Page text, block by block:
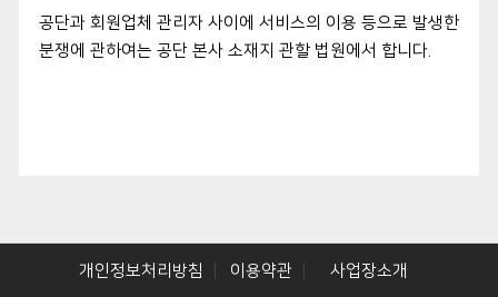
공단과 회원업체 관리자 사이에 서비스의 이용 등으로 발생한
분쟁에 관하여는 공단 본사 소재지 관할 법원에서 합니다.
개인정보처리방침 이용약관 사업장소개